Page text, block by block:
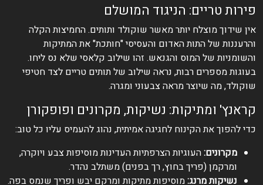
פירות טריים: הניגוד המושלם
אין שידוך מוצלח יותר מאשר שוקולד ותותים. החמיצות הקלה
והרעננות של התות האדום והעסיסי "חותכת" את המתיקות
והשומניות של המוס והגנאש. זהו שילוב קלאסי שלא נס ליחו.
בעוגות מספרים רבות, נראה שילוב של תותים טריים לצד חטיפי
שוקולד, מה שיוצר מראה צבעוני ומגרה.
קראנץ' ומתיקות: נשיקות, מקרונים ופופקורן
כדי להפוך את הקינוח לחגיגה אמיתית, נהוג להעמיס עליו כל טוב:
מקרונים:העוגיות הצרפתיות העדינות מוסיפות צבע ויוקרה,
ומרקמן (פריך בחוץ, רך בפנים) משתלב נהדר.
נשיקות מרנג:מוסיפות מתיקות ומרקם יבש ופריך שנמס בפה.